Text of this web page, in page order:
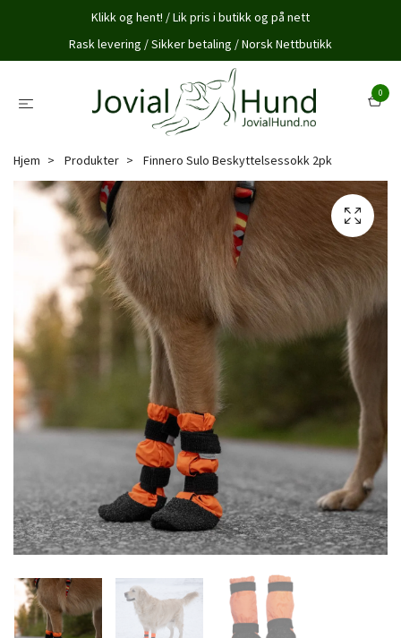
Klikk og hent! / Lik pris i butikk og på nett
Rask levering / Sikker betaling / Norsk Nettbutikk
0
Hjem Produkter Finnero Sulo Beskyttelsessokk 2pk